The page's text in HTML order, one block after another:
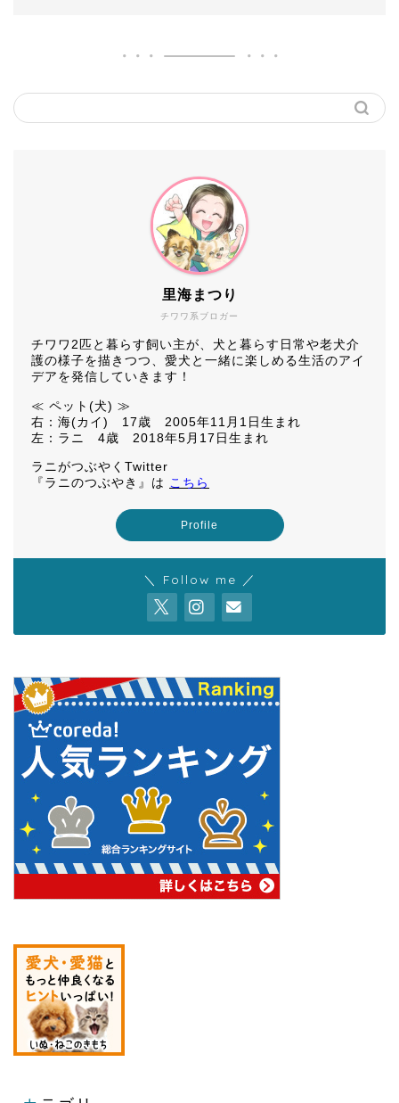
チワワ系ブロガー
里海まつり
チワワ2匹と暮らす飼い主が、犬と暮らす日常や老犬介
護の様子を描きつつ、愛犬と一緒に楽しめる生活のアイ
デアを発信していきます！
≪ ペット(犬) ≫
右：海(カイ) 17歳 2005年11月1日生まれ
左：ラニ 4歳 2018年5月17日生まれ
ラニがつぶやくTwitter
『ラニのつぶやき』は こちら
Profile
＼ Follow me ／